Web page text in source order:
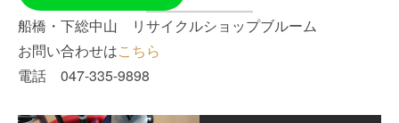
船橋・下総中山 リサイクルショップブルーム
お問い合わせはこちら
電話 047-335-9898